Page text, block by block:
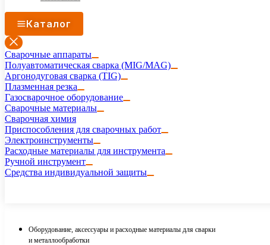
Каталог
Сварочные аппараты
Полуавтоматическая сварка (MIG/MAG)
Аргонодуговая сварка (TIG)
Плазменная резка
Газосварочное оборудование
Сварочные материалы
Сварочная химия
Приспособления для сварочных работ
Электроинструменты
Расходные материалы для инструмента
Ручной инструмент
Средства индивидуальной защиты
Оборудование, аксессуары и расходные материалы для сварки
и металлообработки